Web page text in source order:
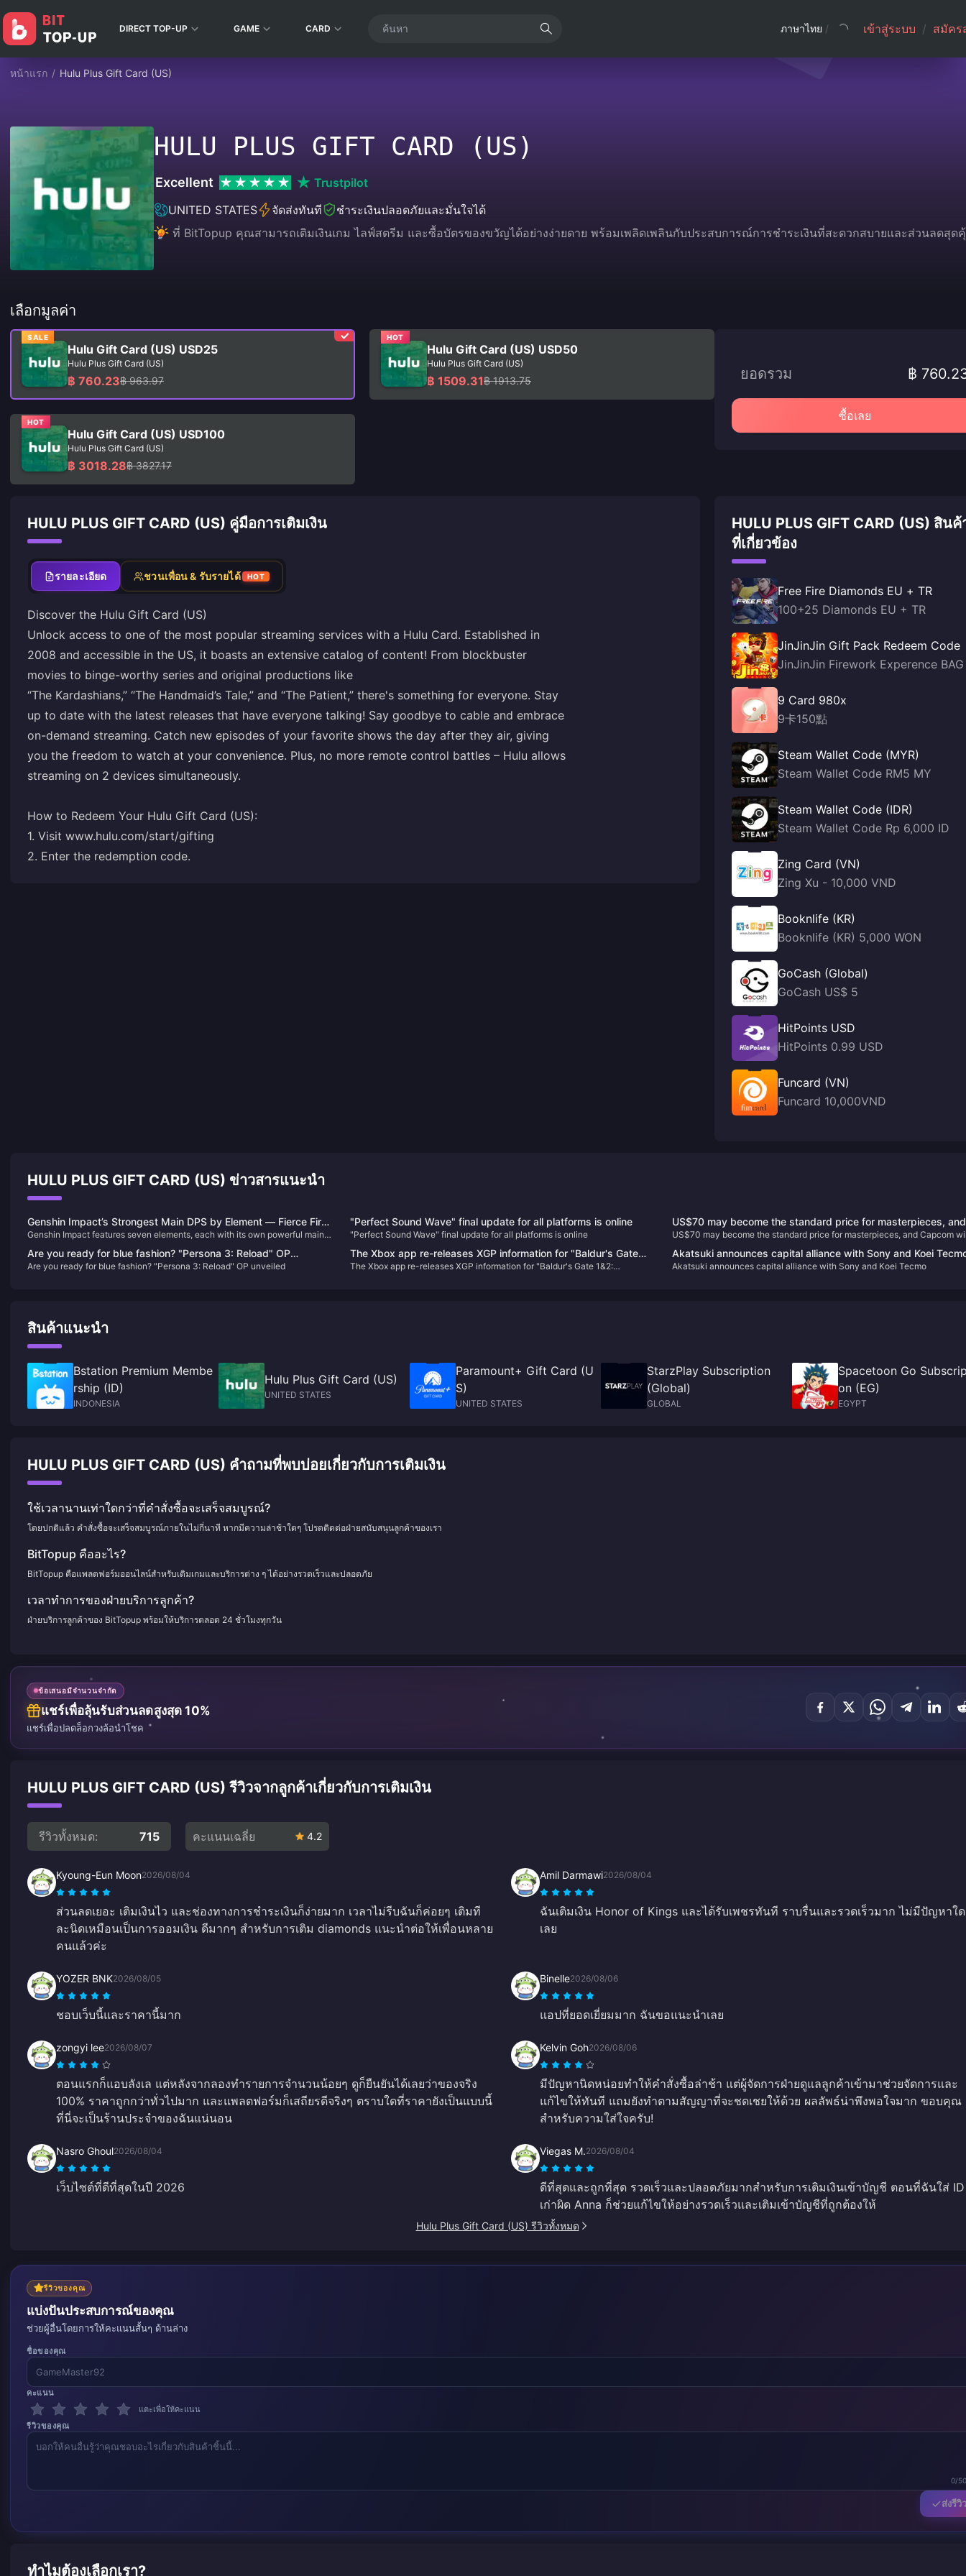
DIRECT TOP-UP GAME CARD ภาษาไทย / เข้าสู่ระบบ / สมัคร
หน้าแรก / Hulu Plus Gift Card (US)
HULU PLUS GIFT CARD (US)
Excellent
Trustpilot
UNITED STATES
จัดส่งทันที
ชำระเงินปลอดภัยและมั่นใจได้
ที่ BitTopup คุณสามารถเติมเงินเกม ไลฟ์สตรีม และซื้อบัตรของขวัญได้อย่างง่ายดาย พร้อมเพลิดเพลินกับประสบการณ์การชำระเงินที่สะดวกสบายและส่วนลดสุด
เลือกมูลค่า
SALE
Hulu Gift Card (US) USD25
Hulu Plus Gift Card (US)
฿ 760.23฿ 963.97
HOT
Hulu Gift Card (US) USD50
Hulu Plus Gift Card (US)
฿ 1509.31฿ 1913.75
HOT
Hulu Gift Card (US) USD100
Hulu Plus Gift Card (US)
฿ 3018.28฿ 3827.17
ยอดรวม ฿
ซื้อเลย
HULU PLUS GIFT CARD (US) คู่มือการเติมเงิน
รายละเอียด ชวนเพื่อน & รับรายได้ HOT
Discover the Hulu Gift Card (US)
Unlock access to one of the most popular streaming services with a Hulu Card. Established in
2008 and accessible in the US, it boasts an extensive catalog of content! From blockbuster
movies to binge-worthy series and original productions like
“The Kardashians,” “The Handmaid’s Tale,” and “The Patient,” there's something for everyone. Stay
up to date with the latest releases that have everyone talking! Say goodbye to cable and embrace
on-demand streaming. Catch new episodes of your favorite shows the day after they air, giving
you the freedom to watch at your convenience. Plus, no more remote control battles – Hulu allows
streaming on 2 devices simultaneously.
How to Redeem Your Hulu Gift Card (US):
1. Visit www.hulu.com/start/gifting
2. Enter the redemption code.
HULU PLUS GIFT CARD (US) สินค้
ที่เกี่ยวข้อง
Free Fire Diamonds EU + TR
100+25 Diamonds EU + TR
JinJinJin Gift Pack Redeem Code
JinJinJin Firework Experence BAG
9 Card 980x
9卡150點
Steam Wallet Code (MYR)
Steam Wallet Code RM5 MY
Steam Wallet Code (IDR)
Steam Wallet Code Rp 6,000 ID
Zing Card (VN)
Zing Xu - 10,000 VND
Booknlife (KR)
Booknlife (KR) 5,000 WON
GoCash (Global)
GoCash US$ 5
HitPoints USD
HitPoints 0.99 USD
Funcard (VN)
Funcard 10,000VND
HULU PLUS GIFT CARD (US) ข่าวสารแนะนำ
Genshin Impact’s Strongest Main DPS by Element — Fierce Fire,
Unquestioned Ice!
Genshin Impact features seven elements, each with its own powerful main
the top for each element.
"Perfect Sound Wave" final update for all platforms is online
"Perfect Sound Wave" final update for all platforms is online
US$70 may become the standard price for masterpieces, and
Capcom will reconsider its current game pricing strategy
US$70 may become the standard price for masterpieces, and Capcom
Are you ready for blue fashion? "Persona 3: Reload" OP
unveiled
Are you ready for blue fashion? "Persona 3: Reload" OP unveiled
The Xbox app re-releases XGP information for "Baldur's Gate
1&2: Enhanced Edition"
The Xbox app re-releases XGP information for "Baldur's Gate 1&2:
Akatsuki announces capital alliance with Sony and Koei
Akatsuki announces capital alliance with Sony and Koei Tecmo
สินค้าแนะนำ
Bstation Premium Membe
rship (ID)
INDONESIA
Hulu Plus Gift Card (US)
UNITED STATES
Paramount+ Gift Card (U
S)
UNITED STATES
StarzPlay Subscription
(Global)
GLOBAL
Spacetoon Go
on (EG)
EGYPT
HULU PLUS GIFT CARD (US) คำถามที่พบบ่อยเกี่ยวกับการเติมเงิน
ใช้เวลานานเท่าใดกว่าที่คำสั่งซื้อจะเสร็จสมบูรณ์?
โดยปกติแล้ว คำสั่งซื้อจะเสร็จสมบูรณ์ภายในไม่กี่นาที หากมีความล่าช้าใดๆ โปรดติดต่อฝ่ายสนับสนุนลูกค้าของเรา
BitTopup คืออะไร?
BitTopup คือแพลตฟอร์มออนไลน์สำหรับเติมเกมและบริการต่าง ๆ ได้อย่างรวดเร็วและปลอดภัย
เวลาทำการของฝ่ายบริการลูกค้า?
ฝ่ายบริการลูกค้าของ BitTopup พร้อมให้บริการตลอด 24 ชั่วโมงทุกวัน
ข้อเสนอมีจำนวนจำกัด
แชร์เพื่อลุ้นรับส่วนลดสูงสุด 10%
แชร์เพื่อปลดล็อกวงล้อนำโชค
HULU PLUS GIFT CARD (US) รีวิวจากลูกค้าเกี่ยวกับการเติมเงิน
รีวิวทั้งหมด: 715 คะแนนเฉลี่ย 4.2
Kyoung-Eun Moon2026/08/04
ส่วนลดเยอะ เติมเงินไว และช่องทางการชำระเงินก็ง่ายมาก เวลาไม่รีบฉันก็ค่อยๆ เติมที
ละนิดเหมือนเป็นการออมเงิน ดีมากๆ สำหรับการเติม diamonds แนะนำต่อให้เพื่อนหลาย
คนแล้วค่ะ
Amil Darmawi2026/08/04
ฉันเติมเงิน Honor of Kings และได้รับเพชรทันที ราบรื่นและรวดเร็วมาก ไม่มีปัญหาใ
เลย
YOZER BNK2026/08/05
ชอบเว็บนี้และราคานี้มาก
Binelle2026/08/06
แอปที่ยอดเยี่ยมมาก ฉันขอแนะนำเลย
zongyi lee2026/08/07
ตอนแรกก็แอบลังเล แต่หลังจากลองทำรายการจำนวนน้อยๆ ดูก็ยืนยันได้เลยว่าของจริง
100% ราคาถูกกว่าทั่วไปมาก และแพลตฟอร์มก็เสถียรดีจริงๆ ตราบใดที่ราคายังเป็นแบบนี้
ที่นี่จะเป็นร้านประจำของฉันแน่นอน
Kelvin Goh2026/08/06
มีปัญหานิดหน่อยทำให้คำสั่งซื้อล่าช้า แต่ผู้จัดการฝ่ายดูแลลูกค้าเข้ามาช่วยจัดการและ
แก้ไขให้ทันที แถมยังทำตามสัญญาที่จะชดเชยให้ด้วย ผลลัพธ์น่าพึงพอใจมาก ขอบคุณ
สำหรับความใส่ใจครับ!
Nasro Ghoul2026/08/04
เว็บไซต์ที่ดีที่สุดในปี 2026
Viegas M.2026/08/04
ดีที่สุดและถูกที่สุด รวดเร็วและปลอดภัยมากสำหรับการเติมเงินเข้าบัญชี ตอนที่ฉันใส่ ID
เก่าผิด Anna ก็ช่วยแก้ไขให้อย่างรวดเร็วและเติมเข้าบัญชีที่ถูกต้องให้
Hulu Plus Gift Card (US) รีวิวทั้งหมด
รีวิวของคุณ
แบ่งปันประสบการณ์ของคุณ
ช่วยผู้อื่นโดยการให้คะแนนสั้นๆ ด้านล่าง
ชื่อของคุณ
คะแนน
แตะเพื่อให้คะแนน
รีวิวของคุณ
0/
ส่งรีวิว
ทำไมต้องเลือกเรา?